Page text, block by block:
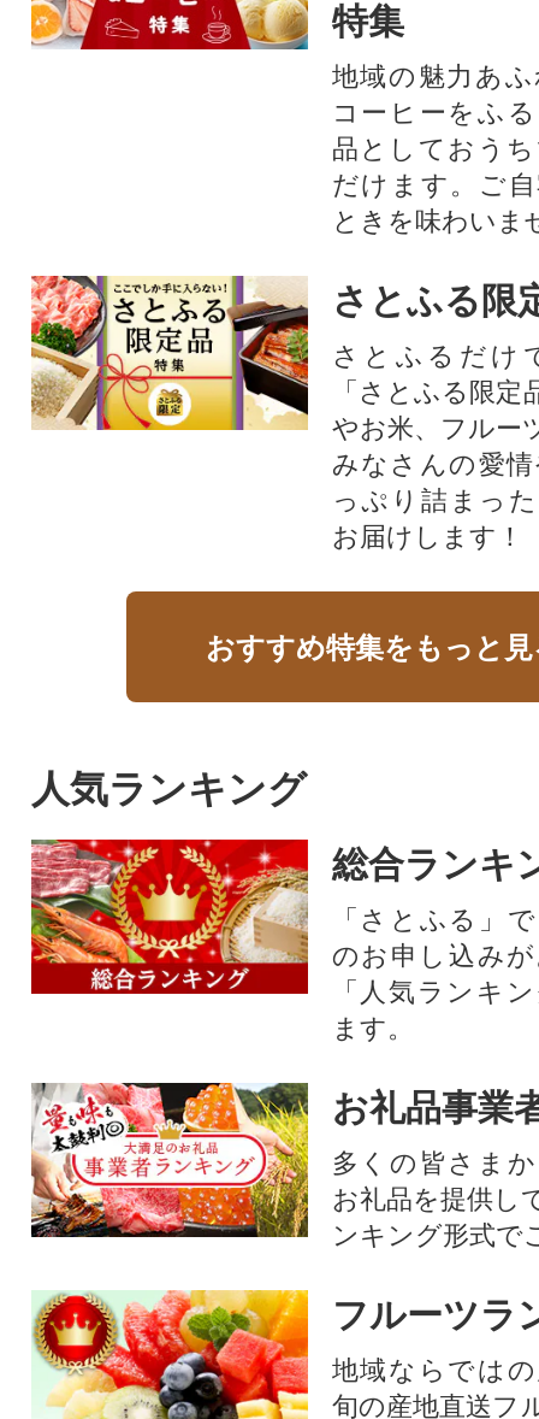
特集
地域の魅力あ
コーヒーをふ
品としておう
だけます。ご
ときを味わいま
さとふる限
さとふるだけ
「さとふる限
やお米、フルー
みなさんの愛
っぷり詰まっ
お届けします！
おすすめ特集をもっと
人気ランキング
総合ランキ
「さとふる」
のお申し込み
「人気ランキ
ます。
お礼品事業
多くの皆さま
お礼品を提供し
ンキング形式で
フルーツラ
地域ならでは
旬の産地直送フ